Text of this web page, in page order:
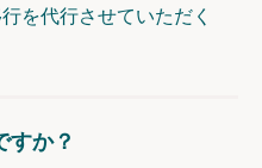
を代行させていただく
すか？